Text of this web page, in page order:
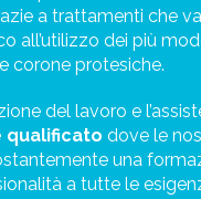
a trattamenti che
all’utilizzo dei più
corone protesiche.
del lavoro e
qualificato dove le
una
a tutte le